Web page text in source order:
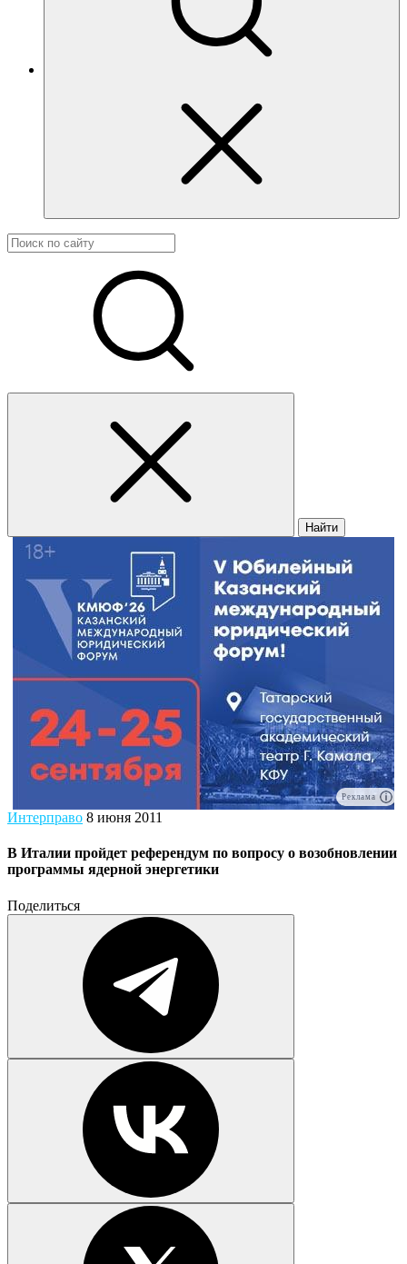
Найти
Реклама
Интерправо 8 июня 2011
В Италии пройдет референдум по вопросу о возобновлении
программы ядерной энергетики
Поделиться